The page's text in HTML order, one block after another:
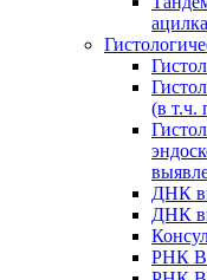
(в т.ч.
ДНК
ДНК
РНК